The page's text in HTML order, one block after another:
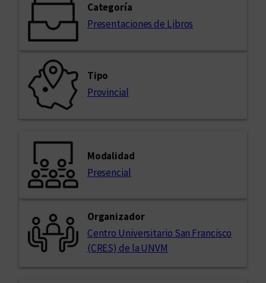
Categoría
Presentaciones de Libros
Tipo
Provincial
Modalidad
Presencial
Organizador
Centro Universitario San Francisco
(CRES) de la UNVM